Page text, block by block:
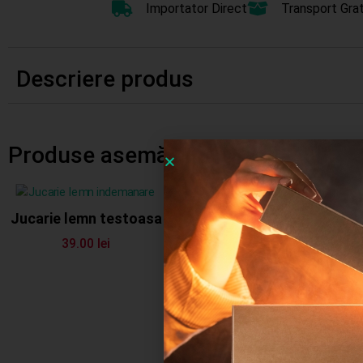
Importator Direct Transport
Descriere produs
Produse asemănătoare
Jucarie lemn testoasa
39.00 lei
Stoc
epuizat
Puzzle polistiren
cladiri statuia libertatii
9.00